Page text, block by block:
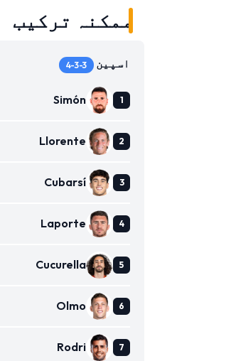
ممکنہ ترکیب
اسپین 4-3-3
Simón
Llorente
Cubarsí
Laporte
Cucurella
Olmo
Rodri